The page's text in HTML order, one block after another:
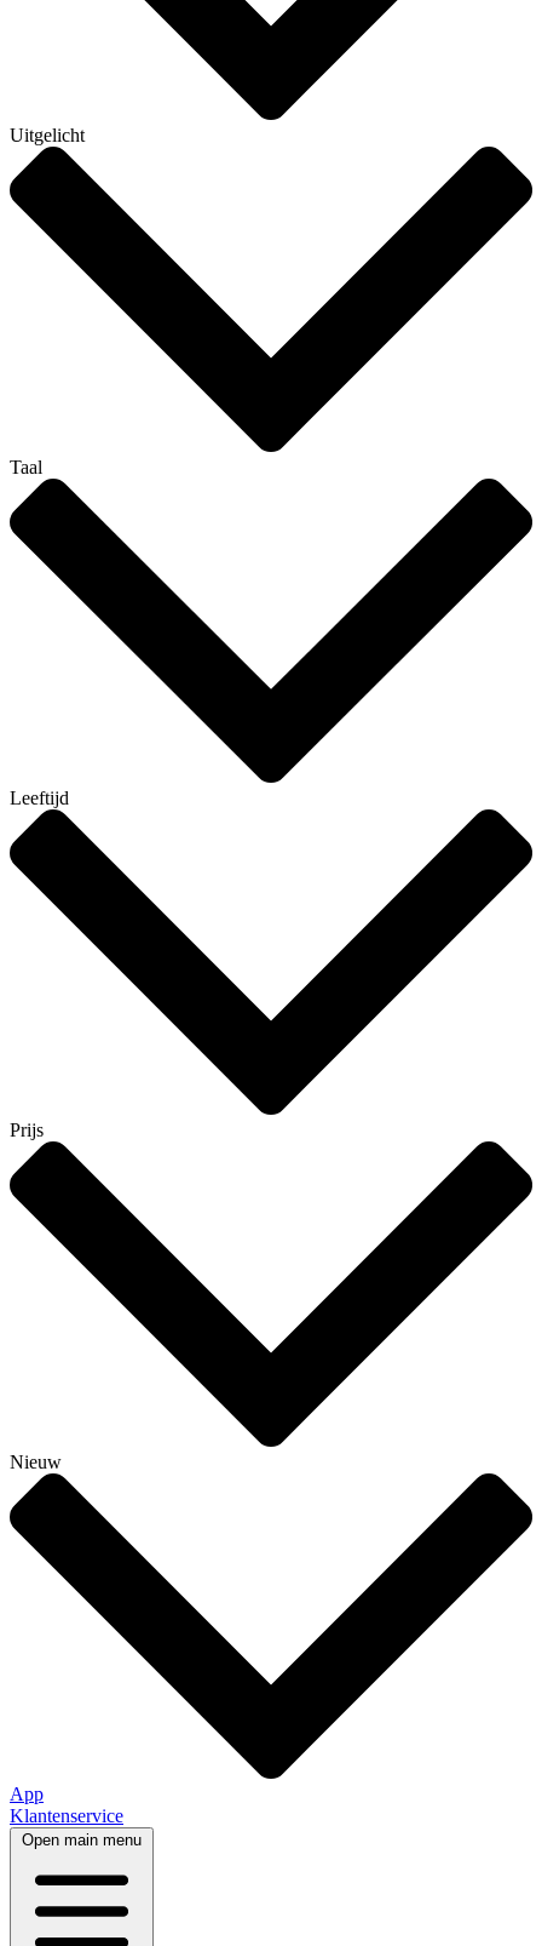
Uitgelicht
Taal
Leeftijd
Prijs
Nieuw
App
Klantenservice
Open main menu